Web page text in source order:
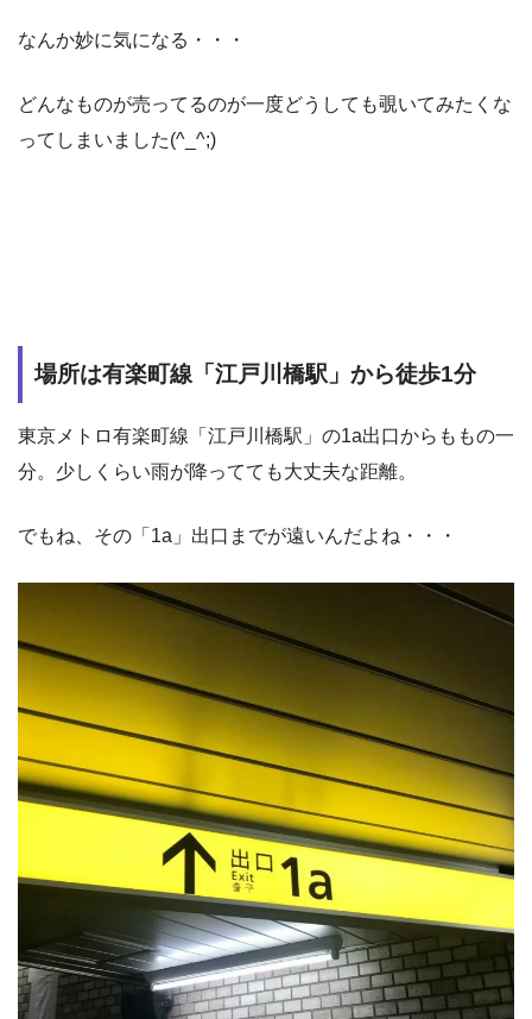
なんか妙に気になる・・・
どんなものが売ってるのが一度どうしても覗いてみたくな
ってしまいました(^_^;)
場所は有楽町線「江戸川橋駅」から徒歩1分
東京メトロ有楽町線「江戸川橋駅」の1a出口からももの一
分。少しくらい雨が降ってても大丈夫な距離。
でもね、その「1a」出口までが遠いんだよね・・・